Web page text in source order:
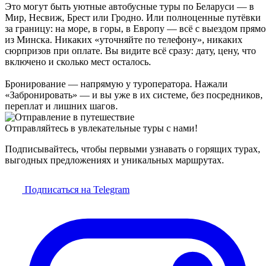
Это могут быть уютные автобусные туры по Беларуси — в
Мир, Несвиж, Брест или Гродно. Или полноценные путёвки
за границу: на море, в горы, в Европу — всё с выездом прямо
из Минска. Никаких «уточняйте по телефону», никаких
сюрпризов при оплате. Вы видите всё сразу: дату, цену, что
включено и сколько мест осталось.
Бронирование — напрямую у туроператора. Нажали
«Забронировать» — и вы уже в их системе, без посредников,
переплат и лишних шагов.
Отправляйтесь в увлекательные туры с нами!
Подписывайтесь, чтобы первыми узнавать о горящих турах,
выгодных предложениях и уникальных маршрутах.
Подписаться на Telegram